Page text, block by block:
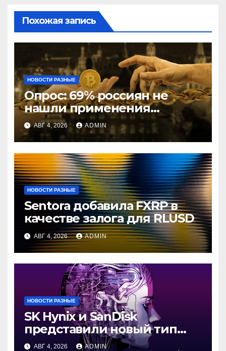
Похожая запись
НОВОСТИ РАЗНЫЕ
Опрос: 69% россиян не
нашли применения
криптовалютам
АВГ 4, 2026 ADMIN
НОВОСТИ РАЗНЫЕ
Sentora добавила FXRP в
качестве залога для RLUSD
АВГ 4, 2026 ADMIN
НОВОСТИ РАЗНЫЕ
SK Hynix и SanDisk
представили новый тип
промежуточной памяти
АВГ 4, 2026 ADMIN